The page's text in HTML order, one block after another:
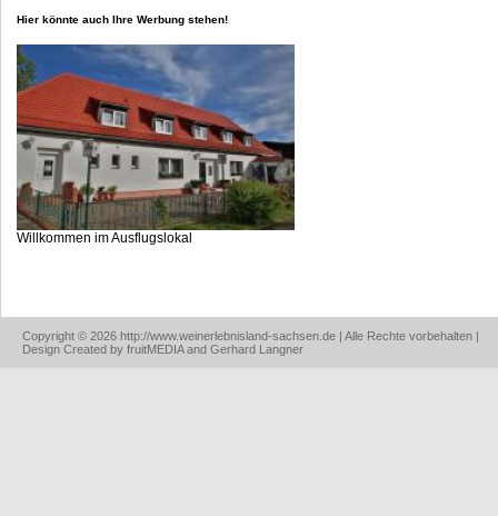
Hier könnte auch Ihre Werbung stehen!
Willkommen im Ausflugslokal
Copyright © 2026 http://www.weinerlebnisland-sachsen.de | Alle Rechte vorbehalten |
Design Created by fruitMEDIA and Gerhard Langner